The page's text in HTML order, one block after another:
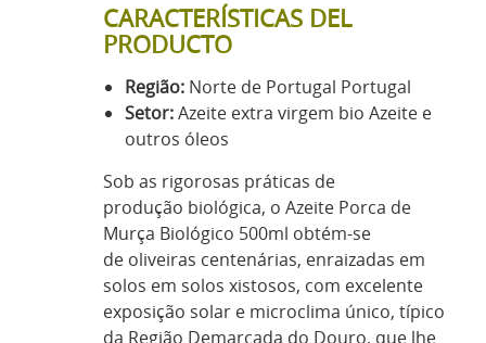
CARACTERÍSTICAS DEL
PRODUCTO
Região: Norte de Portugal Portugal
Setor:Azeite extra virgem bio Azeite e
outros óleos
Sob as rigorosas práticas de
produção biológica, o Azeite Porca de
Murça Biológico 500ml obtém-se
de oliveiras centenárias, enraizadas em
solos em solos xistosos, com excelente
exposição solar e microclima único, típico
da Região Demarcada do Douro, que lhe